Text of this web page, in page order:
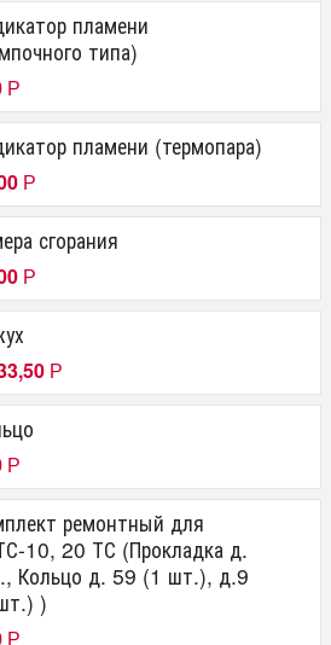
пламени
типа)
Р
пламени (термопара)
Р
сгорания
Р
Р
Р
ремонтный для
10, 20 ТС (Прокладка д.
Кольцо д. 59 (1 шт.), д.9
)
Р